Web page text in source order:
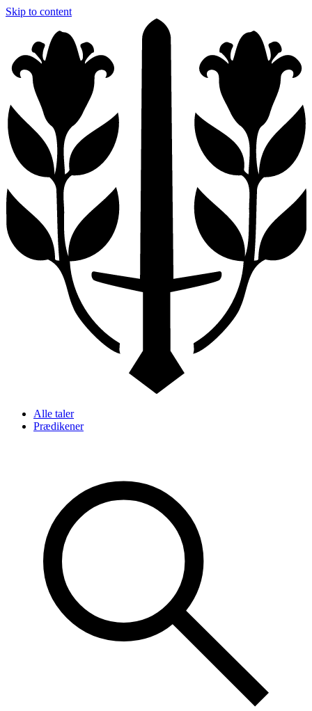
Skip to content
Alle taler
Prædikener